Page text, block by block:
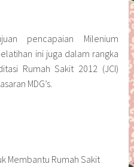
pencapaian Milenium
ini juga dalam rangka
Rumah Sakit 2012 (JCI)
MDG’s.
Membantu Rumah Sakit